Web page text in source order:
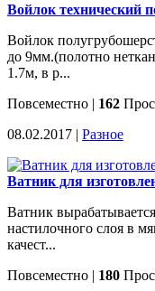
Войлок технический
Войлок
до 9мм.(полотно
1.7м, в р...
Повсеместно | 162
08.02.2017 | Разное
Ватник для
Ватник
настилочного слоя в
качест...
Повсеместно | 180